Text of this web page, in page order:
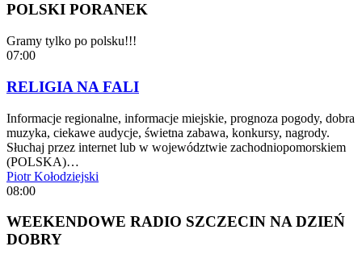
POLSKI PORANEK
Gramy tylko po polsku!!!
07:00
RELIGIA NA FALI
Informacje regionalne, informacje miejskie, prognoza pogody, dobra
muzyka, ciekawe audycje, świetna zabawa, konkursy, nagrody.
Słuchaj przez internet lub w województwie zachodniopomorskiem
(POLSKA)…
Piotr Kołodziejski
08:00
WEEKENDOWE RADIO SZCZECIN NA DZIEŃ
DOBRY